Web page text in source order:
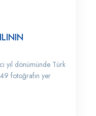
yıl dönümünde Türk
fotoğrafın yer